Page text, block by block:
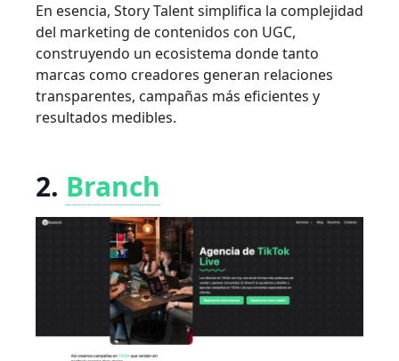
En esencia, Story Talent simplifica la complejidad
del marketing de contenidos con UGC,
construyendo un ecosistema donde tanto
marcas como creadores generan relaciones
transparentes, campañas más eficientes y
resultados medibles.
2. Branch